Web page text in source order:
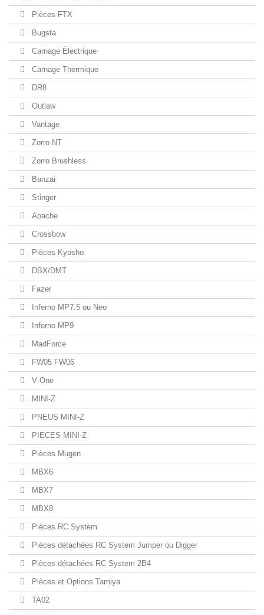
Pièces FTX
Bugsta
Carnage Électrique
Carnage Thermique
DR8
Outlaw
Vantage
Zorro NT
Zorro Brushless
Banzai
Stinger
Apache
Crossbow
Pièces Kyosho
DBX/DMT
Fazer
Inferno MP7.5 ou Neo
Inferno MP9
MadForce
FW05 FW06
V One
MINI-Z
PNEUS MINI-Z
PIECES MINI-Z
Pièces Mugen
MBX6
MBX7
MBX8
Pièces RC System
Pièces détachées RC System Jumper ou Digger
Pièces détachées RC System 2B4
Pièces et Options Tamiya
TA02